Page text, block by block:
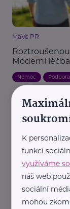
MaVe PR
Moderní
Nemoc
ADDICTS PR
Rakovina
výběru
K
funkcí
využíváme
náš web
sociální
mohou